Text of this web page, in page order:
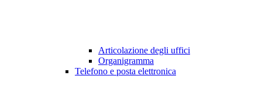
Articolazione degli uffici
Organigramma
Telefono e posta elettronica